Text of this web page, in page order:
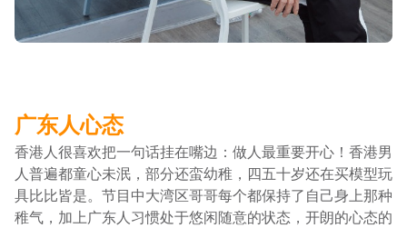
广东人心态
香港人很喜欢把一句话挂在嘴边：做人最重要开心！香港男
人普遍都童心未泯，部分还蛮幼稚，四五十岁还在买模型玩
具比比皆是。节目中大湾区哥哥每个都保持了自己身上那种
稚气，加上广东人习惯处于悠闲随意的状态，开朗的心态的